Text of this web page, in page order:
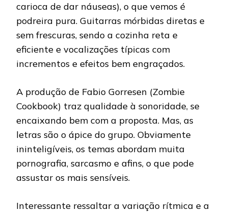
carioca de dar náuseas), o que vemos é
podreira pura. Guitarras mórbidas diretas e
sem frescuras, sendo a cozinha reta e
eficiente e vocalizações típicas com
incrementos e efeitos bem engraçados.
A produção de Fabio Gorresen (Zombie
Cookbook) traz qualidade à sonoridade, se
encaixando bem com a proposta. Mas, as
letras são o ápice do grupo. Obviamente
ininteligíveis, os temas abordam muita
pornografia, sarcasmo e afins, o que pode
assustar os mais sensíveis.
Interessante ressaltar a variação rítmica e a